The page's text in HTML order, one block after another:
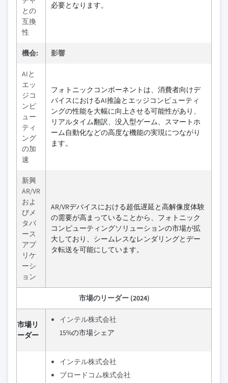
との
互換
性
必要となります。
機会: 影響
AIと
エッ
ジコ
ンピ
ュー
ティ
ング
の加
速
フォトニックコンポーネントは、消費者向けデ
バイスにおけるAI推論とエッジコンピューティ
ングの性能を大幅に向上させる可能性があり、
リアルタイム翻訳、没入型ゲーム、スマートホ
ーム自動化などの高度な機能の実現につながり
ます。
新興
AR/VR
およ
びメ
タバ
ース
アプ
リケ
ーシ
ョン
AR/VRデバイスにおける超低遅延と高解像度体験
の需要が高まっていることから、フォトニック
コンピューティングソリューションの市場が拡
大しており、シームレスなレンダリングとデー
タ転送を可能にしています。
市場のリーダー (2024)
市場リ
ーダー
インテル株式会社
15%の市場シェア
インテル株式会社
ブロードコム株式会社